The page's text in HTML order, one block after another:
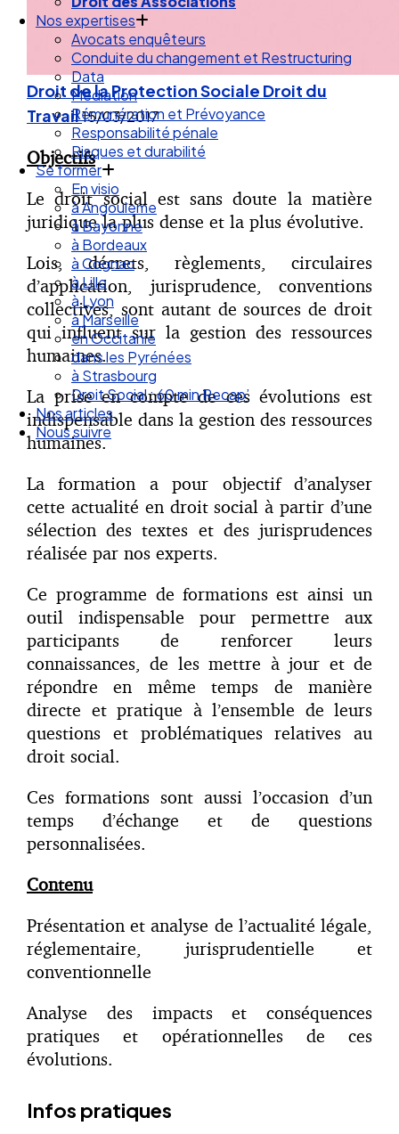
Nos expertises
Avocats enquêteurs
Conduite du changement et Restructuring
Data
Médiation
Rémunération et Prévoyance
Responsabilité pénale
Risques et durabilité
Se former
En visio
à Angouleme
à Bayonne
à Bordeaux
à Cognac
à Lille
à Lyon
à Marseille
en Occitanie
dans les Pyrénées
à Strasbourg
Droit Social : 60 min Recap’
Nos articles
Nous suivre
Droit de la Protection Sociale Droit du
Travail15/03/2017
Objectifs
Le droit social est sans doute la matière
juridique la plus dense et la plus évolutive.
Lois, décrets, règlements, circulaires
d’application, jurisprudence, conventions
collectives, sont autant de sources de droit
qui influent sur la gestion des ressources
humaines.
La prise en compte de ces évolutions est
indispensable dans la gestion des ressources
humaines.
La formation a pour objectif d’analyser
cette actualité en droit social à partir d’une
sélection des textes et des jurisprudences
réalisée par nos experts.
Ce programme de formations est ainsi un
outil indispensable pour permettre aux
participants de renforcer leurs
connaissances, de les mettre à jour et de
répondre en même temps de manière
directe et pratique à l’ensemble de leurs
questions et problématiques relatives au
droit social.
Ces formations sont aussi l’occasion d’un
temps d’échange et de questions
personnalisées.
Contenu
Présentation et analyse de l’actualité légale,
réglementaire, jurisprudentielle et
conventionnelle
Analyse des impacts et conséquences
pratiques et opérationnelles de ces
évolutions.
Infos pratiques